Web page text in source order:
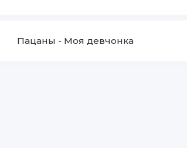
Пацаны - Моя девчонка